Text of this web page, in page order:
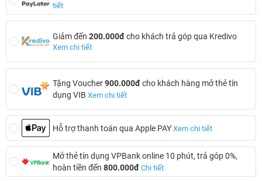
tiết
Giảm đến 200.000đcho khách trả góp qua Kredivo
Xem chi tiết
Tặng Voucher900.000đcho khách hàng mở thẻ tín
dụng VIB Xem chi tiết
Hỗ trợ thanh toán qua Apple PAY Xem chi tiết
Mở thẻ tín dụng VPBank online 10 phút, trả góp 0%,
hoàn tiền đến 800.000đ Chi tiết